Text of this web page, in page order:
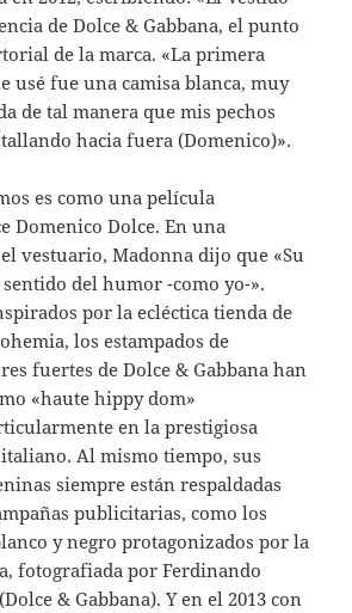
de Dolce & Gabbana, el punto
de la marca. «La primera
usé fue una camisa blanca, muy
de tal manera que mis pechos
hacia fuera (Domenico)».
es como una película
Domenico Dolce. En una
vestuario, Madonna dijo que «Su
sentido del humor -como yo-».
por la ecléctica tienda de
los estampados de
fuertes de Dolce & Gabbana han
«haute hippy dom»
en la prestigiosa
Al mismo tiempo, sus
siempre están respaldadas
publicitarias, como los
y negro protagonizados por la
fotografiada por Ferdinando
& Gabbana). Y en el 2013 con